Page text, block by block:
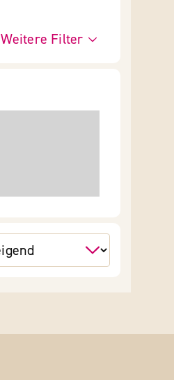
Weitere Filter